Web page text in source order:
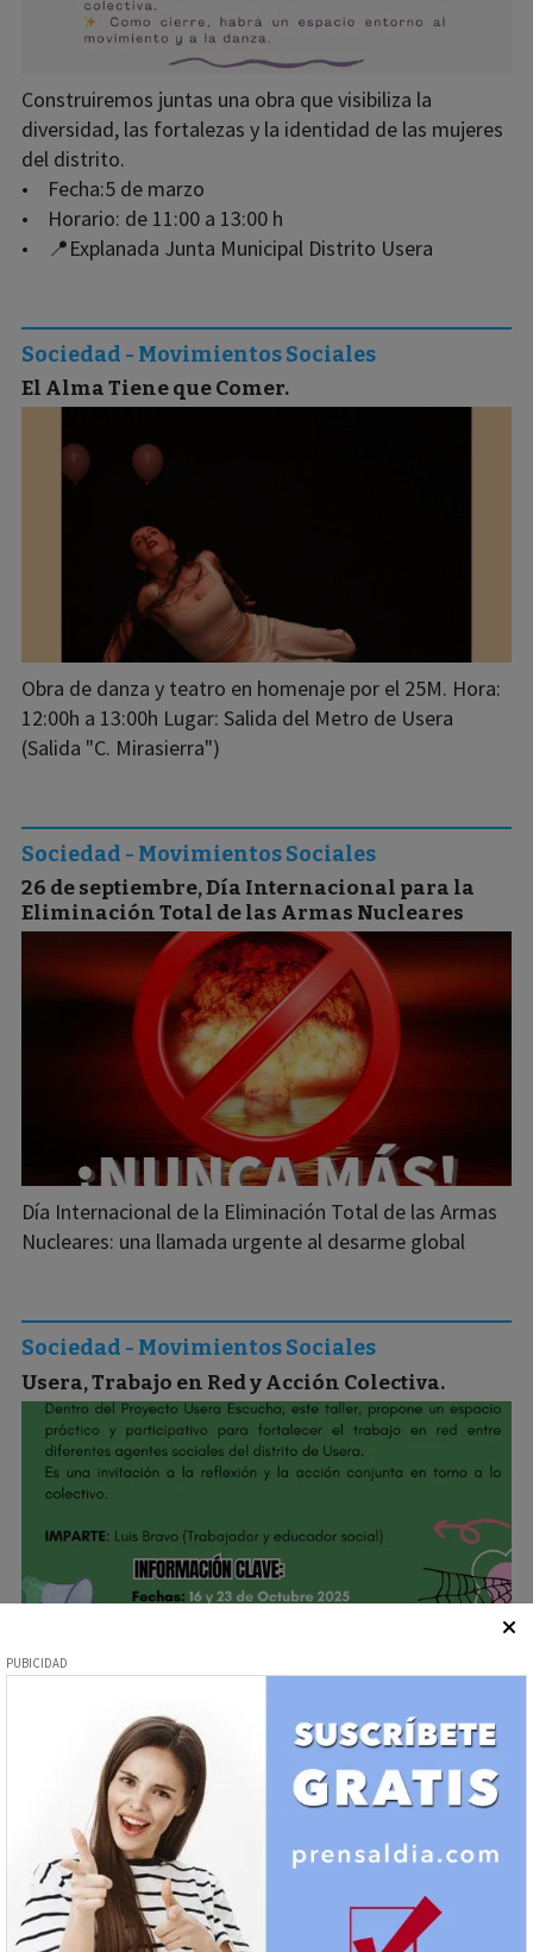
Construiremos juntas una obra que visibiliza la
diversidad, las fortalezas y la identidad de las mujeres
del distrito.
• Fecha:5 de marzo
• Horario: de 11:00 a 13:00 h
• 📍Explanada Junta Municipal Distrito Usera
El Alma Tiene que Comer.
Sociedad - Movimientos Sociales
Obra de danza y teatro en homenaje por el 25M. Hora:
12:00h a 13:00h Lugar: Salida del Metro de Usera
(Salida "C. Mirasierra")
26 de septiembre, Día Internacional para la
Eliminación Total de las Armas Nucleares
Sociedad - Movimientos Sociales
Día Internacional de la Eliminación Total de las Armas
Nucleares: una llamada urgente al desarme global
Usera, Trabajo en Red y Acción Colectiva.
Sociedad - Movimientos Sociales
¡En lo colectivo ganamos todas y todos!
¡NOVIOLENCIA ! ¡NOVIOLENCIA !
¡NOVIOLENCIA!
Sociedad - Movimientos Sociales